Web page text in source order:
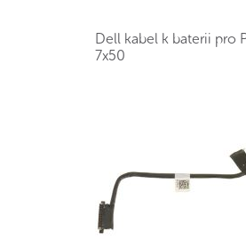
Dell kabel k baterii pro
7x50